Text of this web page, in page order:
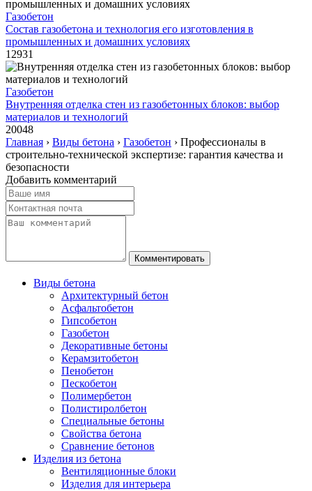
Газобетон
Состав газобетона и технология его изготовления в
промышленных и домашних условиях
12931
Газобетон
Внутренняя отделка стен из газобетонных блоков: выбор
материалов и технологий
20048
Главная › Виды бетона › Газобетон › Профессионалы в
строительно-технической экспертизе: гарантия качества и
безопасности
Добавить комментарий
Виды бетона
Архитектурный бетон
Асфальтобетон
Гипсобетон
Газобетон
Декоративные бетоны
Керамзитобетон
Пенобетон
Пескобетон
Полимербетон
Полистиролбетон
Специальные бетоны
Свойства бетона
Сравнение бетонов
Изделия из бетона
Вентиляционные блоки
Изделия для интерьера